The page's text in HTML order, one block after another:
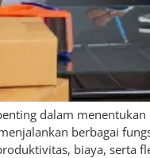
dalam
berbagai
biaya, serta